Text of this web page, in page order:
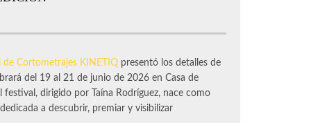
de Cortometrajes KINETIQ presentó los detalles de
del 19 al 21 de junio de 2026 en Casa de
festival, dirigido por Taína Rodríguez, nace como
a descubrir, premiar y visibilizar